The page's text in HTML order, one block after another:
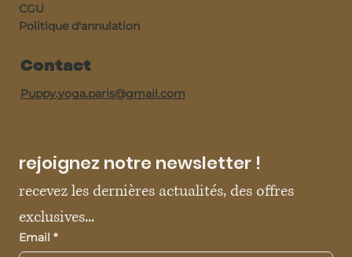
CGU
Politique d'annulation
Contact
Puppy.yoga.paris@gmail.com
rejoignez notre newsletter !
recevez les dernières actualités, des offres
exclusives...
Email *